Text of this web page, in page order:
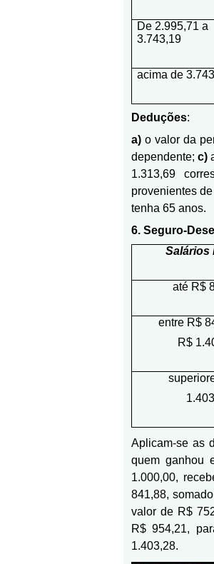
De 2.995,71 a
3.743,19
acima de
Deduções:
a)o valor da
dependente;c)
1.313,69
provenientes
tenha 65 anos.
6. Seguro-
Salários
até R$
entre R$
R$
Aplicam-se as
quem ganhou
1.000,00,
841,88,
valor de R$
R$ 954,21,
1.403,28.